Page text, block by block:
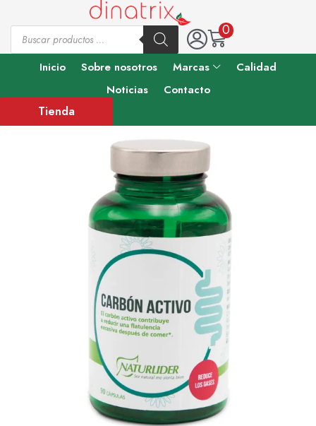
0
Inicio Sobre nosotros Marcas
Calidad
Noticias
Contacto
Tienda